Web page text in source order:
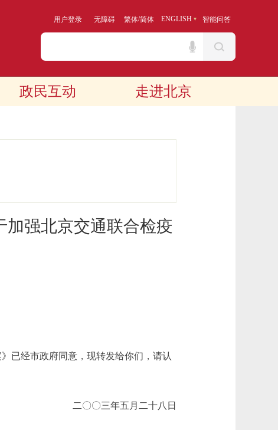
用户登录 无障碍 繁体/简体 ENGLISH 智能问答
政民互动 走进北京
加强北京交通联合检疫
已经市政府同意，现转发给你们，请认
二〇〇三年五月二十八日